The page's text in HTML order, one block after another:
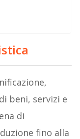
beni, servizi e
di
fino alla